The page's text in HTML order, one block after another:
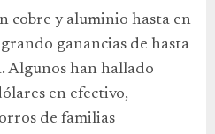
cobre y aluminio hasta en
ganancias de hasta
Algunos han hallado
en efectivo,
de familias